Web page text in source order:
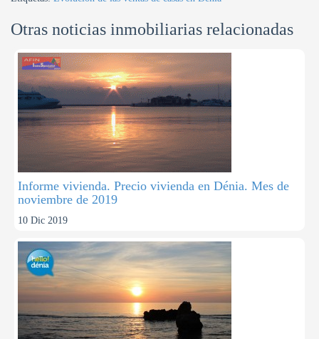
Otras noticias inmobiliarias relacionadas
Informe vivienda. Precio vivienda en Dénia. Mes de
noviembre de 2019
10 Dic 2019